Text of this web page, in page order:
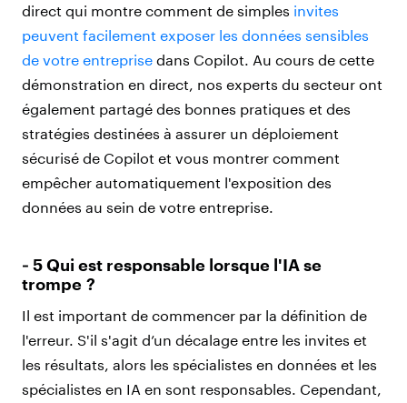
direct qui montre comment de simples invites
peuvent facilement exposer les données sensibles
de votre entreprise dans Copilot. Au cours de cette
démonstration en direct, nos experts du secteur ont
également partagé des bonnes pratiques et des
stratégies destinées à assurer un déploiement
sécurisé de Copilot et vous montrer comment
empêcher automatiquement l'exposition des
données au sein de votre entreprise.
‑ 5 Qui est responsable lorsque l'IA se
trompe ?
Il est important de commencer par la définition de
l'erreur. S'il s'agit d’un décalage entre les invites et
les résultats, alors les spécialistes en données et les
spécialistes en IA en sont responsables. Cependant,